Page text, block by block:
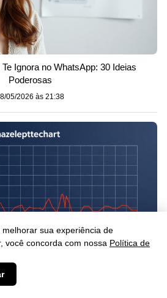
sua experiência de
você concorda com nossa Política de
Ignora no WhatsApp: 30 Ideias
Poderosas
05/2026 às 21:38
por Idade: Valores Ideais e Guia